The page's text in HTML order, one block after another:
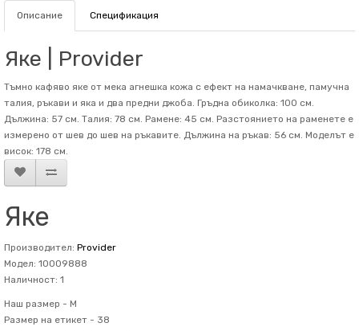
Описание Спецификация
Яке | Provider
Тъмно кафяво яке от мека агнешка кожа с ефект на намачкване, памучна
талия, ръкави и яка и два предни джоба. Гръдна обиколка: 100 см.
Дължина: 57 см. Талия: 78 см. Рамене: 45 см. Разстоянието на раменете е
измерено от шев до шев на ръкавите. Дължина на ръкав: 56 см. Mоделът е
висок: 178 см.
Яке
Производител: Provider
Модел: 10009888
Наличност: 1
Наш размер - M
Размер на етикет - 38